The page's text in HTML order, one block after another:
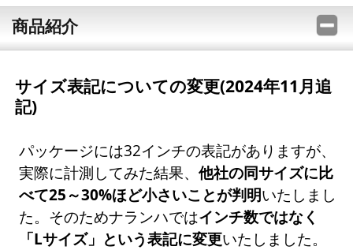
商品紹介
サイズ表記についての変更(2024年11月追
記)
パッケージには32インチの表記がありますが、
実際に計測してみた結果、他社の同サイズに比
べて25～30%ほど小さいことが判明いたしまし
た。そのためナランハではインチ数ではなく
「Lサイズ」という表記に変更いたしました。